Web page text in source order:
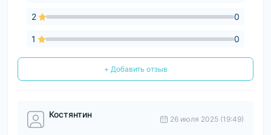
2 0
1 0
+ Добавить отзыв
Костянтин 26 июля 2025 (19:49)